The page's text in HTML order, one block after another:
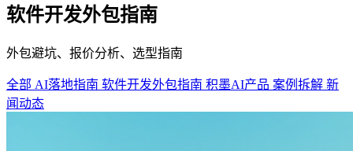
软件开发外包指南
外包避坑、报价分析、选型指南
全部 AI落地指南 软件开发外包指南 积墨AI产品 案例拆解 新
闻动态